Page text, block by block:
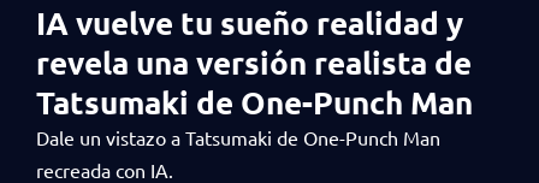
IA vuelve tu sueño realidad y
revela una versión realista de
Tatsumaki de One-Punch Man
Dale un vistazo a Tatsumaki de One-Punch Man
recreada con IA.